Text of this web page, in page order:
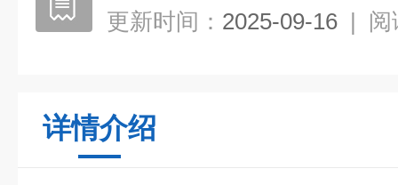
更新时间： 2025-09-16 | 阅
详情介绍